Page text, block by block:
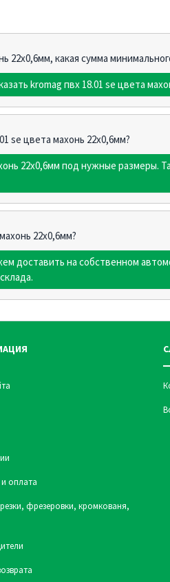
22х0,6мм, какая сумма
kromag пвх 18.01 sе цвета
sе цвета махонь 22х0,6мм?
22х0,6мм под нужные
22х0,6мм?
доставить на собственном
оплата
фрезеровки, кромкованя,